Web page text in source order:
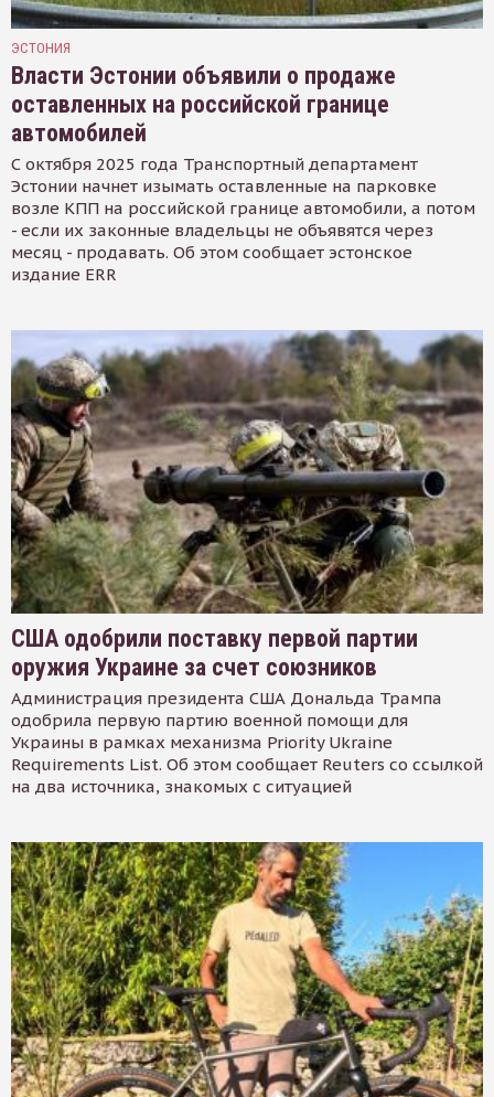
ЭСТОНИЯ
Власти Эстонии объявили о продаже
оставленных на российской границе
автомобилей
С октября 2025 года Транспортный департамент
Эстонии начнет изымать оставленные на парковке
возле КПП на российской границе автомобили, а потом
- если их законные владельцы не объявятся через
месяц - продавать. Об этом сообщает эстонское
издание ERR
США одобрили поставку первой партии
оружия Украине за счет союзников
Администрация президента США Дональда Трампа
одобрила первую партию военной помощи для
Украины в рамках механизма Priority Ukraine
Requirements List. Об этом сообщает Reuters со ссылкой
на два источника, знакомых с ситуацией